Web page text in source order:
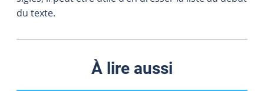
du texte.
À lire aussi